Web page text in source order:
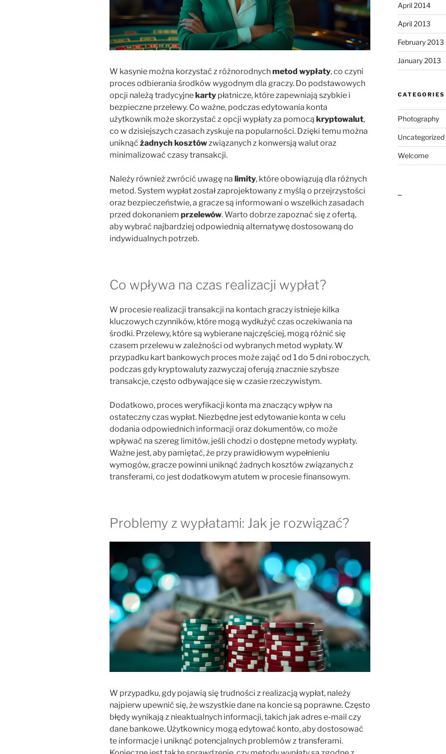
W kasynie można korzystać z różnorodnychmetod wypłaty, co czyni
proces odbierania środków wygodnym dla graczy. Do podstawowych
opcji należą tradycyjne karty płatnicze, które zapewniają szybkie i
bezpieczne przelewy. Co ważne, podczas edytowania konta
użytkownik może skorzystać z opcji wypłaty za pomocą kryptowalut,
co w dzisiejszych czasach zyskuje na popularności. Dzięki temu można
uniknąć żadnych kosztówzwiązanych z konwersją walut oraz
minimalizować czasy transakcji.
Należy również zwrócić uwagę na limity, które obowiązują dla różnych
metod. System wypłat został zaprojektowany z myślą o przejrzystości
oraz bezpieczeństwie, a gracze są informowani o wszelkich zasadach
przed dokonaniem przelewów. Warto dobrze zapoznać się z ofertą,
aby wybrać najbardziej odpowiednią alternatywę dostosowaną do
indywidualnych potrzeb.
Co wpływa na czas realizacji wypłat?
W procesie realizacji transakcji na kontach graczy istnieje kilka
kluczowych czynników, które mogą wydłużyć czas oczekiwania na
środki. Przelewy, które są wybierane najczęściej, mogą różnić się
czasem przelewu w zależności od wybranych metod wypłaty. W
przypadku kart bankowych proces może zająć od 1 do 5 dni roboczych,
podczas gdy kryptowaluty zazwyczaj oferują znacznie szybsze
transakcje, często odbywające się w czasie rzeczywistym.
Dodatkowo, proces weryfikacji konta ma znaczący wpływ na
ostateczny czas wypłat. Niezbędne jest edytowanie konta w celu
dodania odpowiednich informacji oraz dokumentów, co może
wpływać na szereg limitów, jeśli chodzi o dostępne metody wypłaty.
Ważne jest, aby pamiętać, że przy prawidłowym wypełnieniu
wymogów, gracze powinni uniknąć żadnych kosztów związanych z
transferami, co jest dodatkowym atutem w procesie finansowym.
Problemy z wypłatami: Jak je rozwiązać?
W przypadku, gdy pojawią się trudności z realizacją wypłat, należy
najpierw upewnić się, że wszystkie dane na koncie są poprawne. Często
błędy wynikają z nieaktualnych informacji, takich jak adres e-mail czy
dane bankowe. Użytkownicy mogą edytować konto, aby dostosować
te informacje i uniknąć potencjalnych problemów z transferami.
April 2014
April 2013
February 2013
January 2013
CATEGORIES
Photography
Uncategorized
Welcome